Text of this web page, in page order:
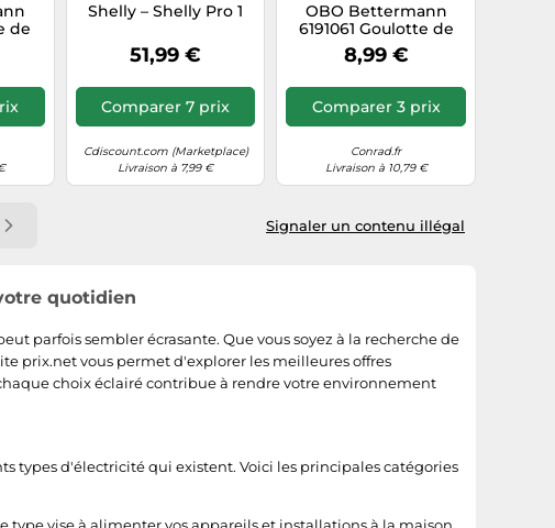
de
x
Shelly – Shelly Pro 1
51,99 €
Comparer 7 prix
Cdiscount.com (Marketplace)
Livraison à 7,99 €
OBO Bettermann
6191061 Goulotte de
câble (L x l x H) 2000 x
40 x 25 mm 1 pc(s)
8,99 €
Comparer 3 prix
Conrad.fr
Livraison à 10,79 €
Signaler un contenu illégal
quotidien
parfois sembler écrasante. Que vous soyez à la recherche de
prix.net vous permet d'explorer les meilleures offres
choix éclairé contribue à rendre votre environnement
types d'électricité qui existent. Voici les principales catégories
type vise à alimenter vos appareils et installations à la maison.